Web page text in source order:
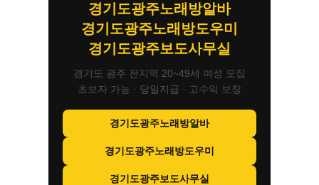
경기도광주노래방알바
경기도광주노래방도우미
경기도광주보도사무실
경기도 광주 전지역 20~49세 여성 모집
초보자 가능 · 당일지급 · 고수익 보장
경기도광주노래방알바
경기도광주노래방도우미
경기도광주보도사무실